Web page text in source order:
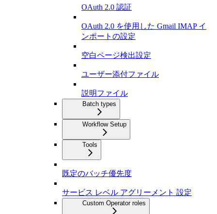
OAuth 2.0 認証
OAuth 2.0 を使用した Gmail IMAP イ
ンポートの設定
空白ページ検出設定
ユーザー添付ファイル
説明ファイル
Batch types
Workflow Setup
Tools
既定のバッチ優先度
サービス レベル アグリーメント 設定
Custom Operator roles